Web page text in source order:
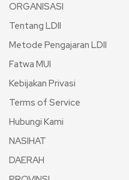
ORGANISASI
Tentang LDII
Metode Pengajaran LDII
Fatwa MUI
Kebijakan Privasi
Terms of Service
Hubungi Kami
NASIHAT
DAERAH